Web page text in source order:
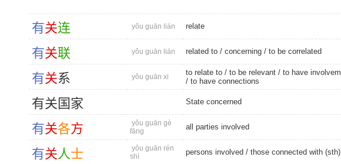
有关连 yǒu guān lián relate
有关联 yǒu guān lián related to/ concerning/ to be correlated
有关系 yǒu guān xi to relate to/ to be relevant/ to have
/ to have connections
有关 国 家 State concerned
有关各方
yǒu guān gè
fāng
all parties involved
有关人士
yǒu guān rén
shì
persons involved / those connected with (sth)